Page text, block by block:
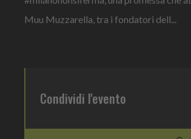
Muu Muzzarella, tra i fondatori dell...
Condividi l'evento